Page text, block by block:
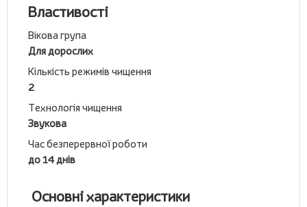
Властивості
Вікова група
Для дорослих
Кількість режимів чищення
2
Технологія чищення
Звукова
Час безперервної роботи
до 14 днів
Основні характеристики